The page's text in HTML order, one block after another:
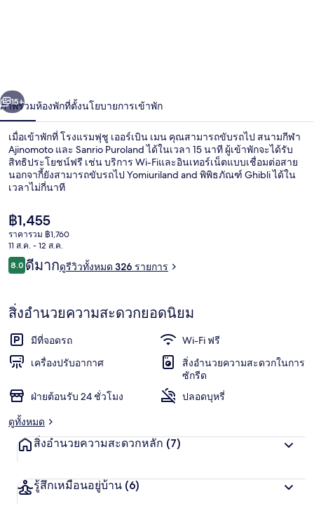
เมน
า
ถัดไป
15+
ภาพรวมห้องพักที่ตั้งนโยบายการเข้าพัก
เมื่อเข้าพักที่ โรงแรมฟุชู เออร์เบิน เมน คุณสามารถขับรถไป สนามกีฬา
Ajinomoto และ Sanrio Puroland ได้ในเวลา 15 นาที ผู้เข้าพักจะได้รับ
สิทธิประโยชน์ฟรี เช่น บริการ Wi-Fiและอินเทอร์เน็ตแบบเชื่อมต่อสาย
นอกจากี้ยังสามารถขับรถไป Yomiuriland and พิพิธภัณฑ์ Ghibli ได้ใน
เวลาไม่กี่นาที
ราคา
ปัจจุบัน
฿1,455
฿1,455
ราคารวม ฿1,760
11 ส.ค. - 12 ส.ค.
รีวิว
8.08.0 จาก 10
ดีมากดูรีวิวทั้งหมด 326 รายการ
สิ่งอำนวยความสะดวกยอดนิยม
มีที่จอดรถ
Wi-Fi ฟรี
เครื่องปรับอากาศ
สิ่งอำนวยความสะดวกในการ
ซักรีด
ฝ่ายต้อนรับ 24 ชั่วโมง
ปลอดบุหรี่
ดูทั้งหมด
สิ่งอำนวยความสะดวกหลัก (7)
รู้สึกเหมือนอยู่บ้าน (6)